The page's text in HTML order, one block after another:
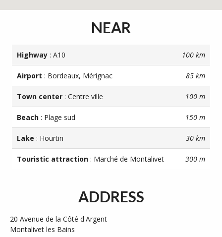
NEAR
Highway : A10 100 km
Airport : Bordeaux, Mérignac 85 km
Town center : Centre ville 100 m
Beach : Plage sud 150 m
Lake : Hourtin 30 km
Touristic attraction : Marché de Montalivet 300 m
ADDRESS
20 Avenue de la Côté d'Argent
Montalivet les Bains